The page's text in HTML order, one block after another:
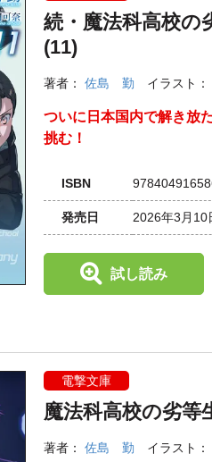
続・魔法科高校の
(11)
著者： 佐島 勤 イラスト：
ついに日本国内で解き放
挑む！
ISBN
発売日 2026年3月10
試し読み
電撃文庫
魔法科高校の劣等
著者： 佐島 勤 イラスト：